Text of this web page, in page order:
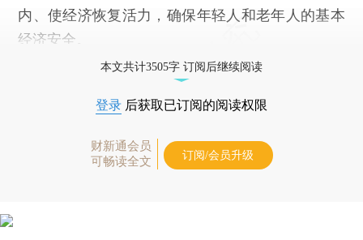
内、使经济恢复活力，确保年轻人和老年人的基本
经济安全。
本文共计3505字 订阅后继续阅读
登录 后获取已订阅的阅读权限
财新通会员
可畅读全文
订阅/会员升级